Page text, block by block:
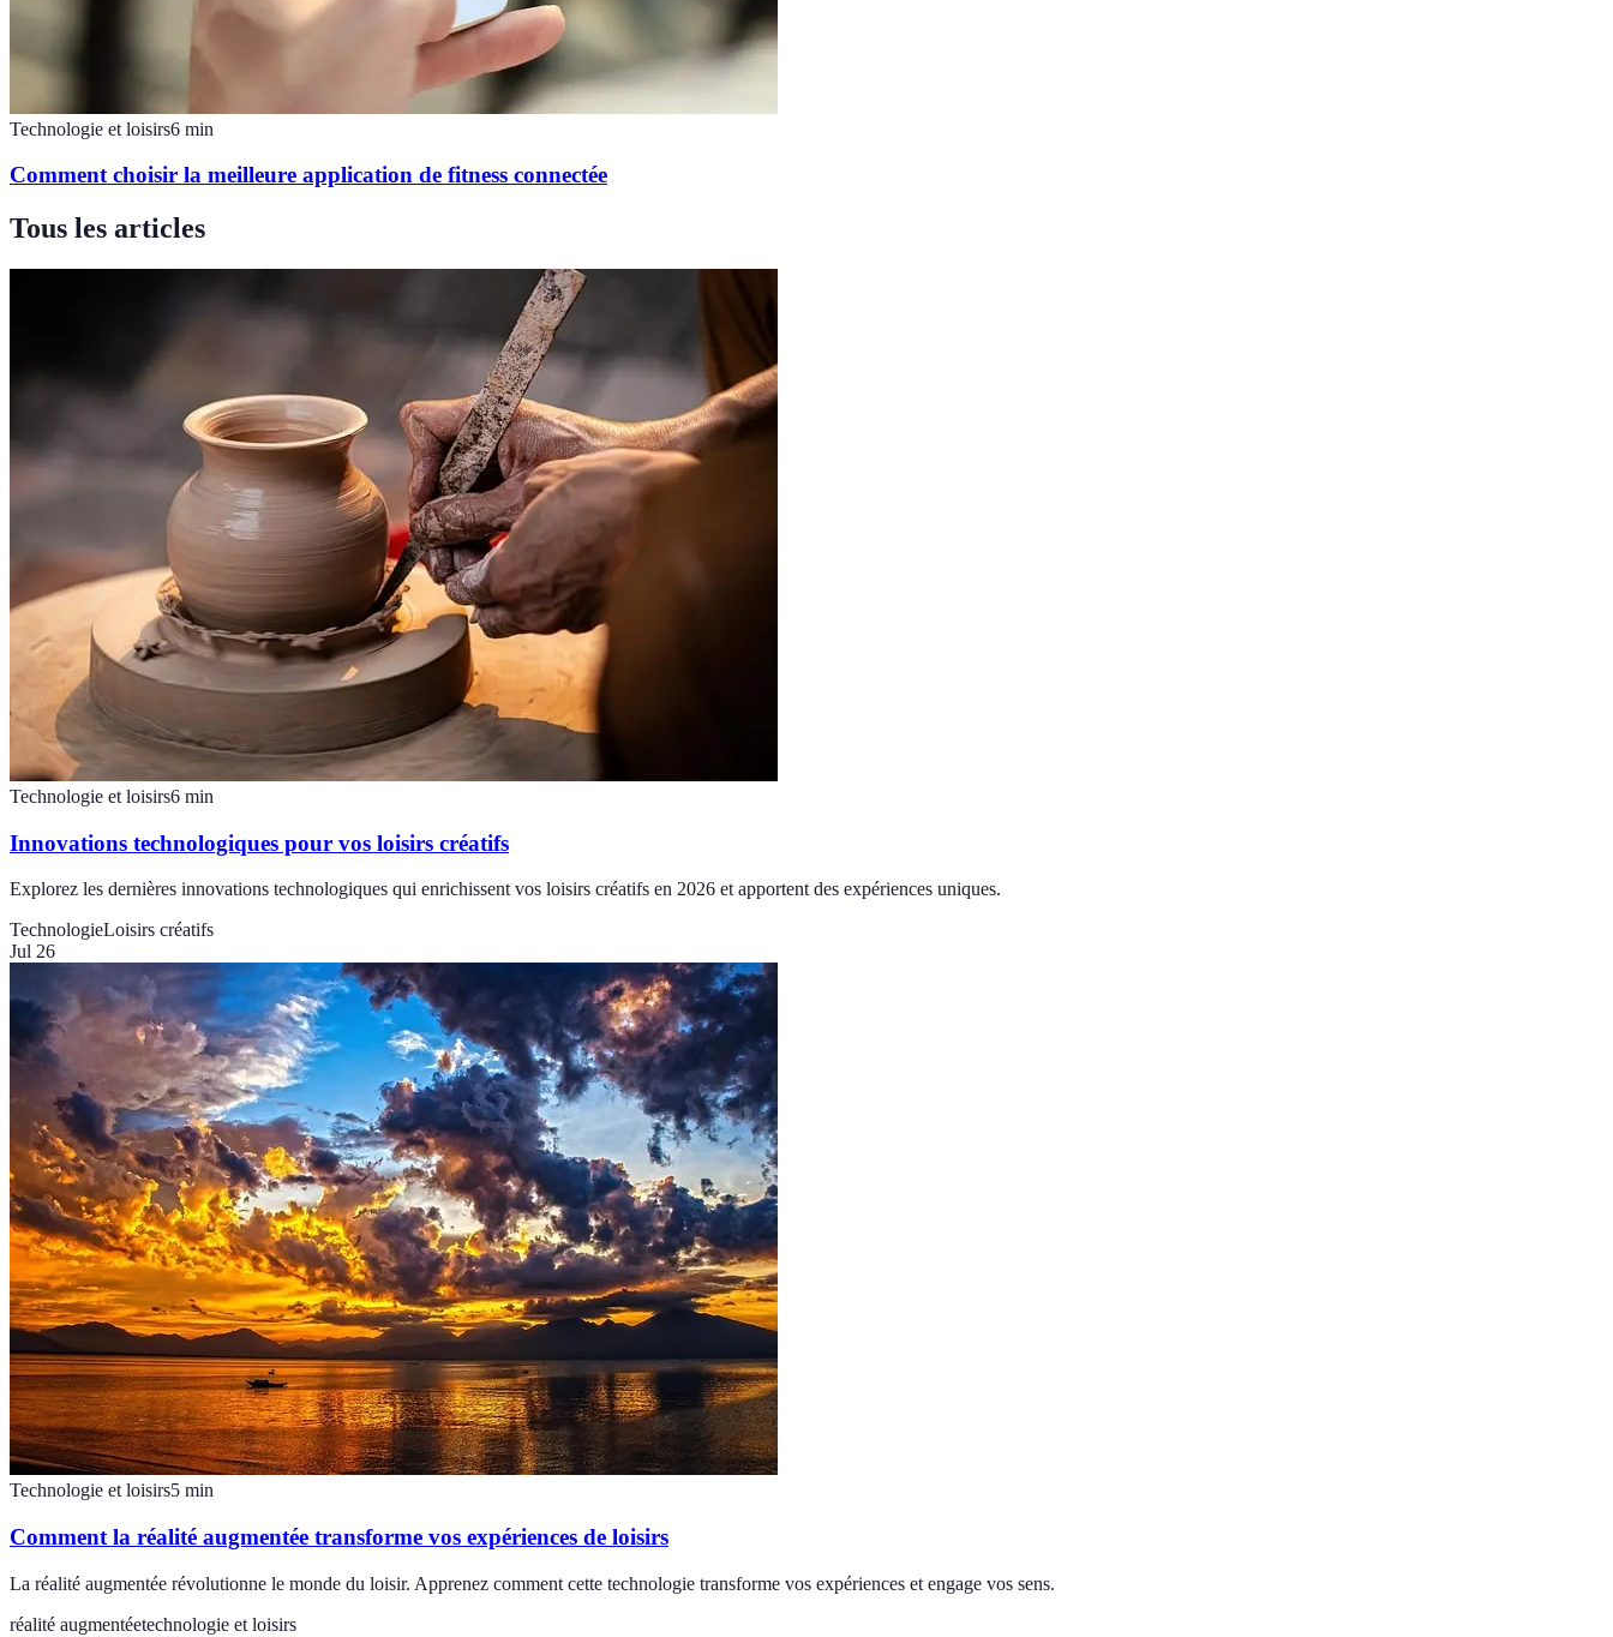
Technologie et loisirs6 min
Comment choisir la meilleure application de fitness connectée
Tous les articles
Technologie et loisirs6 min
Innovations technologiques pour vos loisirs créatifs
Explorez les dernières innovations technologiques qui enrichissent vos loisirs créatifs en 2026 et apportent des expériences uniques.
TechnologieLoisirs créatifs
Jul 26
Technologie et loisirs5 min
Comment la réalité augmentée transforme vos expériences de loisirs
La réalité augmentée révolutionne le monde du loisir. Apprenez comment cette technologie transforme vos expériences et engage vos sens.
réalité augmentéetechnologie et loisirs